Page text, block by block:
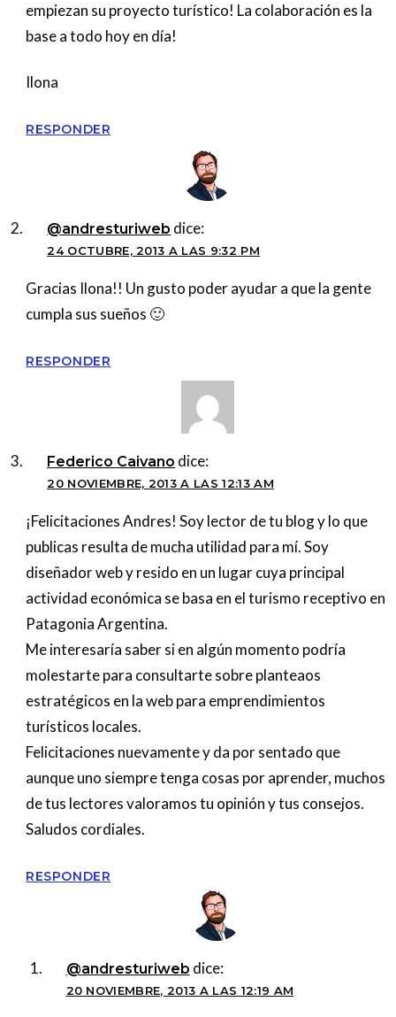
empiezan su proyecto turístico! La colaboración es la
base a todo hoy en día!
Ilona
RESPONDER
@andresturiweb dice:
24 OCTUBRE, 2013 A LAS 9:32 PM
Gracias Ilona!! Un gusto poder ayudar a que la gente
cumpla sus sueños 🙂
RESPONDER
Federico Caivano dice:
20 NOVIEMBRE, 2013 A LAS 12:13 AM
¡Felicitaciones Andres! Soy lector de tu blog y lo que
publicas resulta de mucha utilidad para mí. Soy
diseñador web y resido en un lugar cuya principal
actividad económica se basa en el turismo receptivo en
Patagonia Argentina.
Me interesaría saber si en algún momento podría
molestarte para consultarte sobre planteaos
estratégicos en la web para emprendimientos
turísticos locales.
Felicitaciones nuevamente y da por sentado que
aunque uno siempre tenga cosas por aprender, muchos
de tus lectores valoramos tu opinión y tus consejos.
Saludos cordiales.
RESPONDER
@andresturiweb dice:
20 NOVIEMBRE, 2013 A LAS 12:19 AM